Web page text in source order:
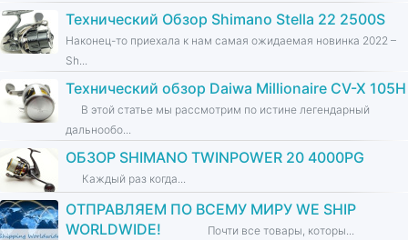
Технический Обзор Shimano Stella 22 2500S
Наконец-то приехала к нам самая ожидаемая новинка 2022 –
Sh...
Технический обзор Daiwa Millionaire CV-X 105H
В этой статье мы рассмотрим по истине легендарный
дальнообо...
ОБЗОР SHIMANO TWINPOWER 20 4000PG
Каждый раз когда...
ОТПРАВЛЯЕМ ПО ВСЕМУ МИРУ WE SHIP
WORLDWIDE!
Почти все товары, которы...